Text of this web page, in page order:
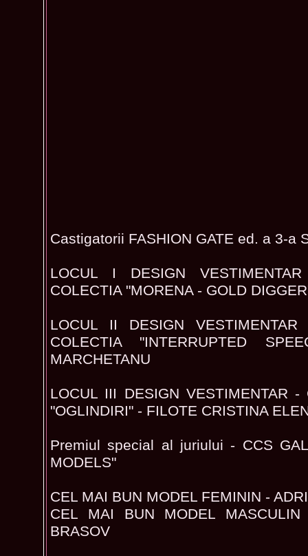
Castigatorii FASHION GATE ed. a 3-a
LOCUL I DESIGN
COLECTIA "MORENA - GOLD
LOCUL II DESIGN
COLECTIA "INTERRUPTED
MARCHETANU
LOCUL III DESIGN VESTIMENTAR
"OGLINDIRI" - FILOTE CRISTINA
Premiul special al juriului - CCS
MODELS"
CEL MAI BUN MODEL FEMININ -
CEL MAI BUN MODEL
BRASOV